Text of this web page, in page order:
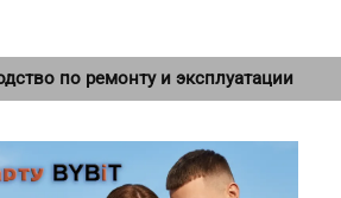
по ремонту и эксплуатации